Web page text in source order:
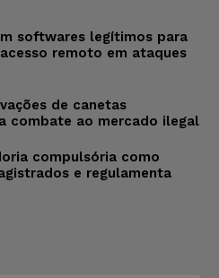
softwares legítimos para
remoto em ataques
de canetas
combate ao mercado ilegal
compulsória como
e regulamenta